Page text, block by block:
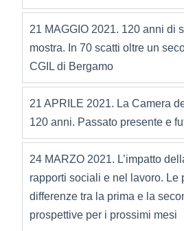
21 MAGGIO 2021. 120 anni di
mostra. In 70 scatti oltre un
CGIL di Bergamo
21 APRILE 2021. La Camera
120 anni. Passato presente e
24 MARZO 2021. L’impatto
rapporti sociali e nel lavoro. Le
differenze tra la prima e la
prospettive per i prossimi mesi